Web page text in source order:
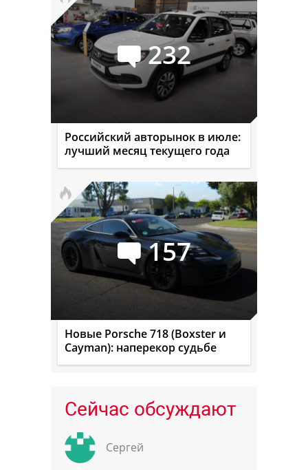
232
Российский авторынок в июле:
лучший месяц текущего года
157
Новые Porsche 718 (Boxster и
Cayman): наперекор судьбе
Сейчас обсуждают
Сергей